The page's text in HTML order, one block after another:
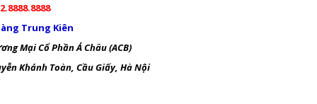
Trung Kiên
Mại Cổ Phần Á Châu (ACB)
Khánh Toàn, Cầu Giấy, Hà Nội